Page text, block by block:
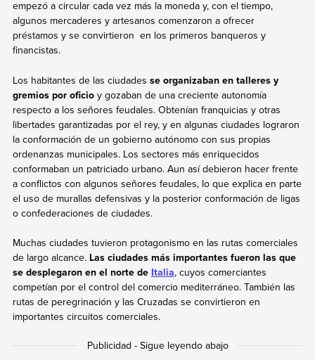
empezó a circular cada vez más la moneda y, con el tiempo,
algunos mercaderes y artesanos comenzaron a ofrecer
préstamos y se convirtieron en los primeros banqueros y
financistas.
Los habitantes de las ciudades se organizaban en talleres y
gremios por oficioy gozaban de una creciente autonomía
respecto a los señores feudales. Obtenían franquicias y otras
libertades garantizadas por el rey, y en algunas ciudades lograron
la conformación de un gobierno autónomo con sus propias
ordenanzas municipales. Los sectores más enriquecidos
conformaban un patriciado urbano. Aun así debieron hacer frente
a conflictos con algunos señores feudales, lo que explica en parte
el uso de murallas defensivas y la posterior conformación de ligas
o confederaciones de ciudades.
Muchas ciudades tuvieron protagonismo en las rutas comerciales
de largo alcance. Las ciudades más importantes fueron las que
se desplegaron en el norte de Italia, cuyos comerciantes
competían por el control del comercio mediterráneo. También las
rutas de peregrinación y las Cruzadas se convirtieron en
importantes circuitos comerciales.